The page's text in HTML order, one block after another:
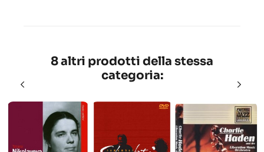
8 altri prodotti della stessa
categoria: